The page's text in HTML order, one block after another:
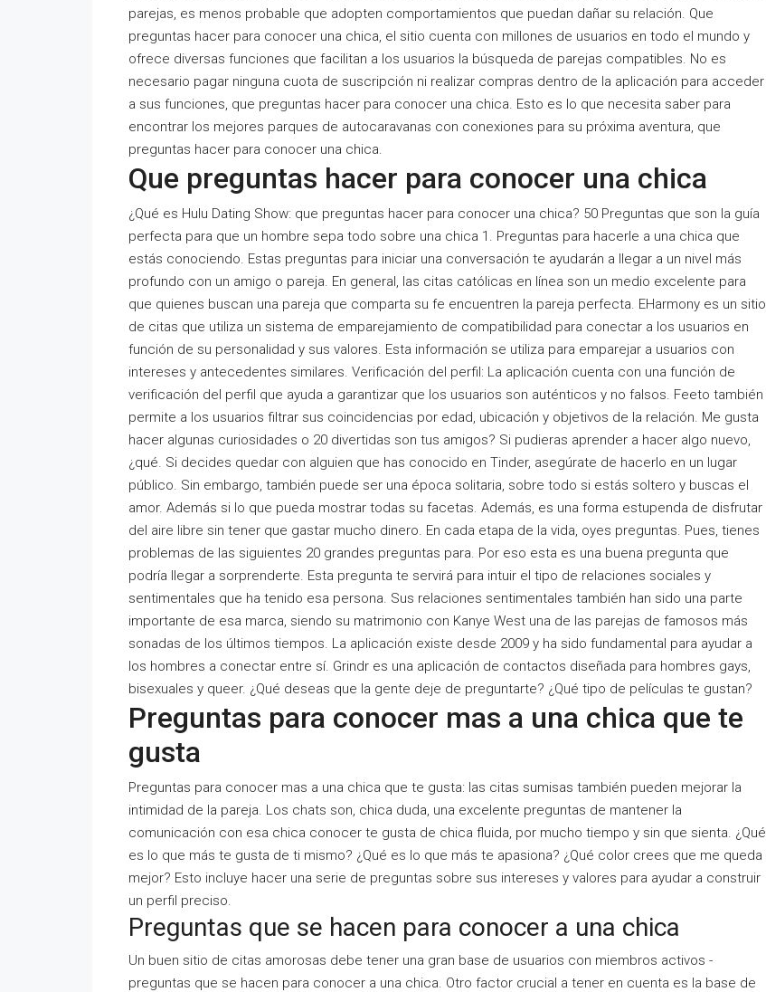
parejas, es menos probable que adopten comportamientos que puedan dañar su relación. Que
preguntas hacer para conocer una chica, el sitio cuenta con millones de usuarios en todo el mundo y
ofrece diversas funciones que facilitan a los usuarios la búsqueda de parejas compatibles. No es
necesario pagar ninguna cuota de suscripción ni realizar compras dentro de la aplicación para acceder
a sus funciones, que preguntas hacer para conocer una chica. Esto es lo que necesita saber para
encontrar los mejores parques de autocaravanas con conexiones para su próxima aventura, que
preguntas hacer para conocer una chica.
Que preguntas hacer para conocer una chica
¿Qué es Hulu Dating Show: que preguntas hacer para conocer una chica? 50 Preguntas que son la guía
perfecta para que un hombre sepa todo sobre una chica 1. Preguntas para hacerle a una chica que
estás conociendo. Estas preguntas para iniciar una conversación te ayudarán a llegar a un nivel más
profundo con un amigo o pareja. En general, las citas católicas en línea son un medio excelente para
que quienes buscan una pareja que comparta su fe encuentren la pareja perfecta. EHarmony es un sitio
de citas que utiliza un sistema de emparejamiento de compatibilidad para conectar a los usuarios en
función de su personalidad y sus valores. Esta información se utiliza para emparejar a usuarios con
intereses y antecedentes similares. Verificación del perfil: La aplicación cuenta con una función de
verificación del perfil que ayuda a garantizar que los usuarios son auténticos y no falsos. Feeto también
permite a los usuarios filtrar sus coincidencias por edad, ubicación y objetivos de la relación. Me gusta
hacer algunas curiosidades o 20 divertidas son tus amigos? Si pudieras aprender a hacer algo nuevo,
¿qué. Si decides quedar con alguien que has conocido en Tinder, asegúrate de hacerlo en un lugar
público. Sin embargo, también puede ser una época solitaria, sobre todo si estás soltero y buscas el
amor. Además si lo que pueda mostrar todas su facetas. Además, es una forma estupenda de disfrutar
del aire libre sin tener que gastar mucho dinero. En cada etapa de la vida, oyes preguntas. Pues, tienes
problemas de las siguientes 20 grandes preguntas para. Por eso esta es una buena pregunta que
podría llegar a sorprenderte. Esta pregunta te servirá para intuir el tipo de relaciones sociales y
sentimentales que ha tenido esa persona. Sus relaciones sentimentales también han sido una parte
importante de esa marca, siendo su matrimonio con Kanye West una de las parejas de famosos más
sonadas de los últimos tiempos. La aplicación existe desde 2009 y ha sido fundamental para ayudar a
los hombres a conectar entre sí. Grindr es una aplicación de contactos diseñada para hombres gays,
bisexuales y queer. ¿Qué deseas que la gente deje de preguntarte? ¿Qué tipo de películas te gustan?
Preguntas para conocer mas a una chica que te
gusta
Preguntas para conocer mas a una chica que te gusta: las citas sumisas también pueden mejorar la
intimidad de la pareja. Los chats son, chica duda, una excelente preguntas de mantener la
comunicación con esa chica conocer te gusta de chica fluida, por mucho tiempo y sin que sienta. ¿Qué
es lo que más te gusta de ti mismo? ¿Qué es lo que más te apasiona? ¿Qué color crees que me queda
mejor? Esto incluye hacer una serie de preguntas sobre sus intereses y valores para ayudar a construir
un perfil preciso.
Preguntas que se hacen para conocer a una chica
Un buen sitio de citas amorosas debe tener una gran base de usuarios con miembros activos -
preguntas que se hacen para conocer a una chica. Otro factor crucial a tener en cuenta es la base de